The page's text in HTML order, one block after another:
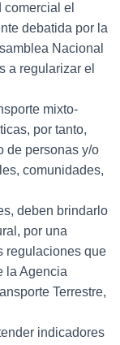
el
debatida por la
Nacional
a regularizar el
mixto-
por tanto,
de personas y/o
comunidades,
deben brindarlo
por una
regulaciones que
la Agencia
Terrestre,
indicadores